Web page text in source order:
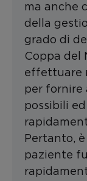
ma anche
della
grado di
Coppa del
effettuare
per fornire
possibili
Pertanto,
paziente